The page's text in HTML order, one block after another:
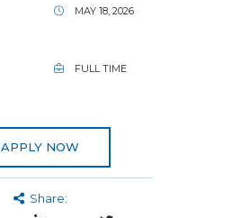
MAY 18, 2026
FULL TIME
APPLY NOW
Share: